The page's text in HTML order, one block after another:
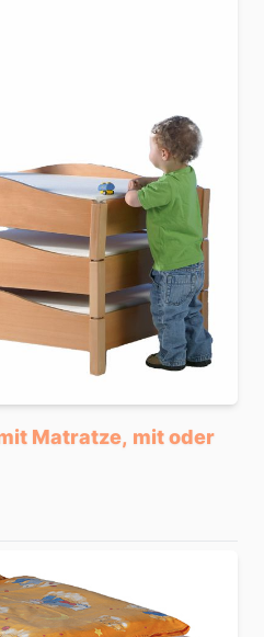
Matratze, mit oder